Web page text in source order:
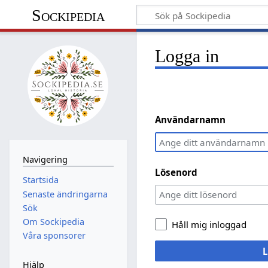
Sockipedia
Logga in
Användarnamn
Lösenord
Håll mig inloggad
Navigering
Startsida
Senaste ändringarna
Sök
Om Sockipedia
Våra sponsorer
Hjälp